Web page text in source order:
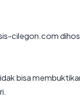
cilegon.com
bisa